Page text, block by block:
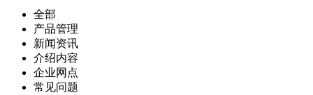
全部
产品管理
新闻资讯
介绍内容
企业网点
常见问题